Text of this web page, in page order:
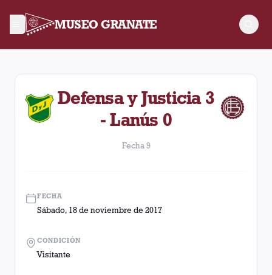
MUSEO GRANATE
Fecha 9. Partido entre Lanús y Defensa y Justicia
Defensa y Justicia 3
- Lanús 0
Fecha 9
FECHA
Sábado, 18 de noviembre de 2017
CONDICIÓN
Visitante